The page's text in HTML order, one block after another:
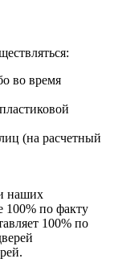
во время
(на расчетный
наших
100% по факту
100% по